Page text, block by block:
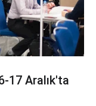
17 Aralık'ta